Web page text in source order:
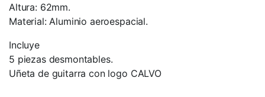
Altura: 62mm.
Material: Aluminio aeroespacial.
Incluye
5 piezas desmontables.
Uñeta de guitarra con logo CALVO